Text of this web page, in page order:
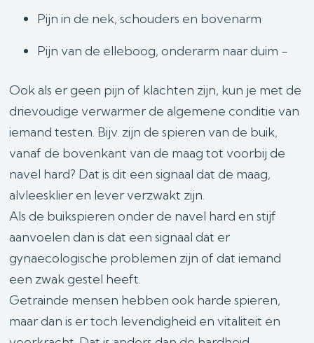
Pijn in de nek, schouders en bovenarm
Pijn van de elleboog, onderarm naar duim -
Ook als er geen pijn of klachten zijn, kun je met de
drievoudige verwarmer de algemene conditie van
iemand testen. Bijv. zijn de spieren van de buik,
vanaf de bovenkant van de maag tot voorbij de
navel hard? Dat is dit een signaal dat de maag,
alvleesklier en lever verzwakt zijn.
Als de buikspieren onder de navel hard en stijf
aanvoelen dan is dat een signaal dat er
gynaecologische problemen zijn of dat iemand
een zwak gestel heeft.
Getrainde mensen hebben ook harde spieren,
maar dan is er toch levendigheid en vitaliteit en